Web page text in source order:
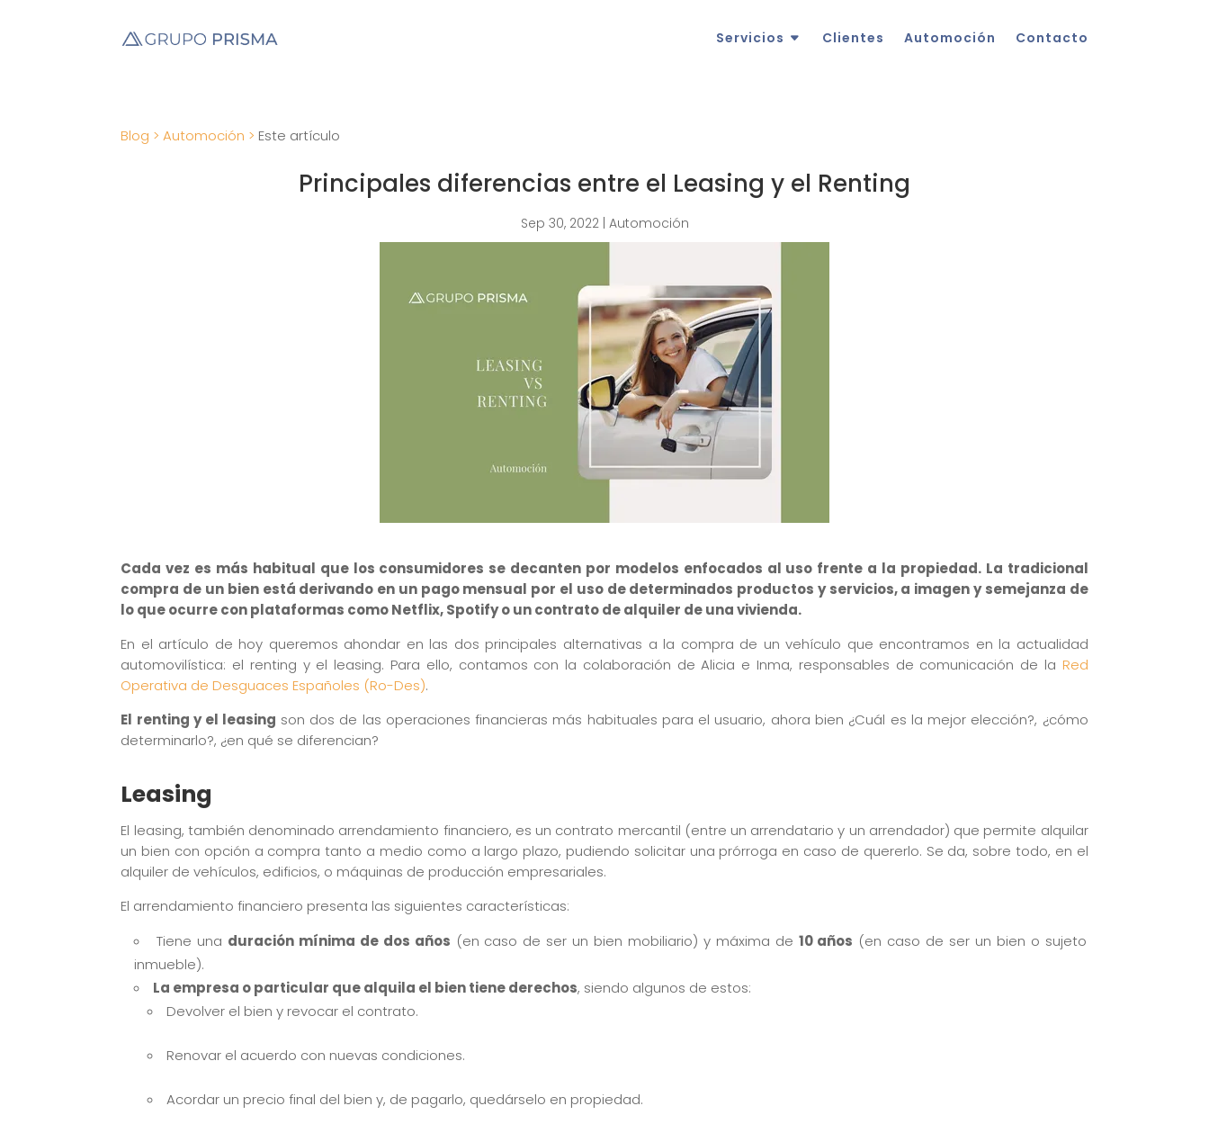
Servicios Clientes Automoción Contacto
Blog > Automoción > Este artículo
Principales diferencias entre el Leasing y el Renting
Sep 30, 2022| Automoción
Cada vez es más habitual que los consumidores se decanten por modelos enfocados al uso frente a la propiedad. La tradicional
compra de un bien está derivando en un pago mensual por el uso de determinados productos y servicios, a imagen y semejanza de
lo que ocurre con plataformas como Netflix, Spotify o un contrato de alquiler de una vivienda.
En el artículo de hoy queremos ahondar en las dos principales alternativas a la compra de un vehículo que encontramos en la actualidad
automovilística: el renting y el leasing. Para ello, contamos con la colaboración de Alicia e Inma, responsables de comunicación de la Red
Operativa de Desguaces Españoles (Ro-Des).
El renting y el leasing son dos de las operaciones financieras más habituales para el usuario, ahora bien ¿Cuál es la mejor elección?, ¿cómo
determinarlo?, ¿en qué se diferencian?
Leasing
El leasing, también denominado arrendamiento financiero, es un contrato mercantil (entre un arrendatario y un arrendador) que permite alquilar
un bien con opción a compra tanto a medio como a largo plazo, pudiendo solicitar una prórroga en caso de quererlo. Se da, sobre todo, en el
alquiler de vehículos, edificios, o máquinas de producción empresariales.
El arrendamiento financiero presenta las siguientes características:
Tiene una duración mínima de dos años (en caso de ser un bien mobiliario) y máxima de 10 años (en caso de ser un bien o sujeto
inmueble).
La empresa o particular que alquila el bien tiene derechos, siendo algunos de estos:
Devolver el bien y revocar el contrato.
Renovar el acuerdo con nuevas condiciones.
Acordar un precio final del bien y, de pagarlo, quedárselo en propiedad.